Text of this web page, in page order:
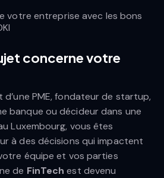
votre entreprise avec les bons
concerne votre
PME, fondateur de startup,
banque ou décideur dans une
Luxembourg, vous êtes
à des décisions qui impactent
équipe et vos parties
de FinTech est devenu